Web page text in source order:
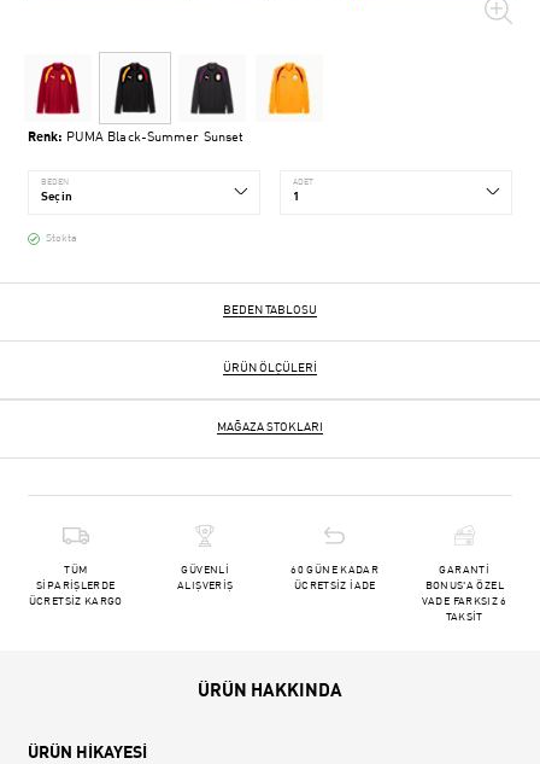
Renk: PUMA Black-Summer Sunset
BEDEN ADET
Stokta
BEDEN TABLOSU
ÜRÜN ÖLÇÜLERI
MAĞAZA STOKLARI
TÜM
SİPARİŞLERDE
ÜCRETSİZ KARGO
GÜVENLİ
ALIŞVERİŞ
60 GÜNE KADAR
ÜCRETSİZ İADE
GARANTİ
BONUS'A ÖZEL
VADE FARKSIZ 6
TAKSİT
ÜRÜN HAKKINDA
ÜRÜN HİKAYESİ